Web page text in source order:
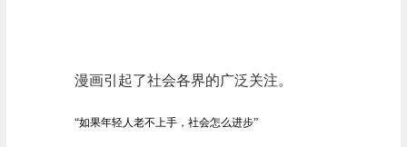
漫画引起了社会各界的广泛关注。
“如果年轻人老不上手，社会怎么进步”